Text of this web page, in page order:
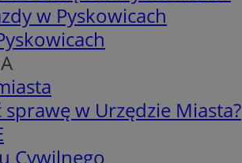
w Pyskowicach
sprawę w Urzędzie Miasta?
Cywilnego